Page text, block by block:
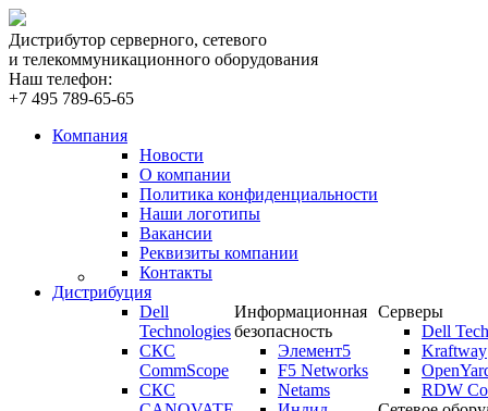
Дистрибутор серверного, сетевого
и телекоммуникационного оборудования
Наш телефон:
+7 495 789-65-65
Компания
Новости
О компании
Политика конфиденциальности
Наши логотипы
Вакансии
Реквизиты компании
Контакты
Дистрибуция
Dell
Technologies
СКС
CommScope
СКС
Информационная
безопасность
Элемент5
F5 Networks
Netams
Серверы
Dell
Kraftway
RDW